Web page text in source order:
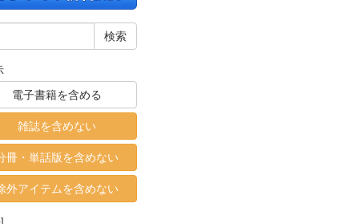
電子書籍を含める
雑誌を含めない
冊・単話版を含めない
外アイテムを含めない